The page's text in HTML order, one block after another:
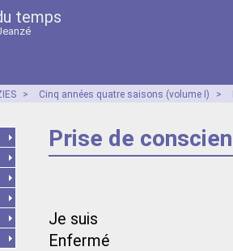
temps
> Cinq années quatre saisons (volume I) >
Prise de
Je suis
Enfermé